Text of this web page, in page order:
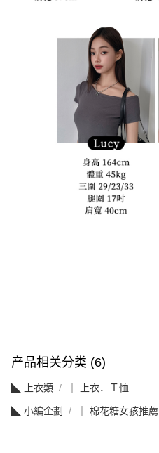
产品相关分类 (6)
◣ 上衣類 ｜ 上衣．Ｔ恤
◣ 小編企劃 ｜ 棉花糖女孩推薦